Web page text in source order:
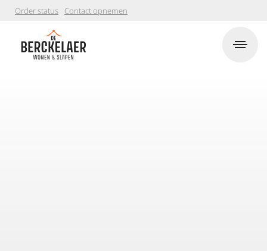
Order status Contact opnemen